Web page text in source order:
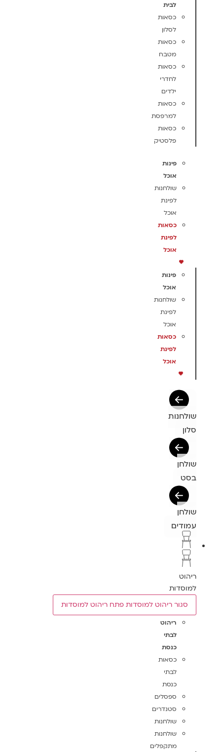
לבית
כסאות
לסלון
כסאות
מטבח
כסאות
לחדרי
ילדים
כסאות
למרפסת
כסאות
פלסטיק
פינות
אוכל
שולחנות
לפינת
אוכל
כסאות
לפינת
אוכל
פינות
אוכל
שולחנות
לפינת
אוכל
כסאות
לפינת
אוכל
שולחנות
סלון
שולחן
בסט
שולחן
עמודים
ריהוט
למוסדות
סגור ריהוט למוסדות פתח ריהוט למוסדות
ריהוט
לבתי
כנסת
כסאות
לבתי
כנסת
ספסלים
סטנדרים
שולחנות
שולחנות
מתקפלים